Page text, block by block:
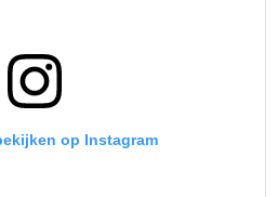
op Instagram